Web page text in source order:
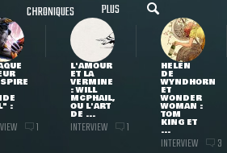
CHRONIQUES PLUS
:
1
L'AMOUR
ET LA
VERMINE
: WILL
MCPHAIL,
OU L'ART
DE ...
INTERVIEW 1
HELEN
DE
WYNDHORN
ET
WONDER
WOMAN :
TOM
KING ET
...
INTERVIEW 3